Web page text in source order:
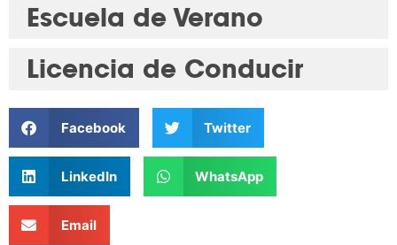
Escuela de Verano
Licencia de Conducir
Facebook Twitter
LinkedIn WhatsApp
Email